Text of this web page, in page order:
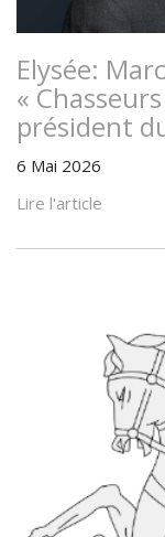
Elysée:
«
président
6 Mai 2026
Lire l'article